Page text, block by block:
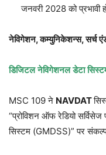
जनवरी 2028 को प्रभावी
नेविगेशन,कम्युनिकेशन्स,सर्च
डिजिटल नेविगेशनल डेटा
MSC 109 ने NAVDAT
“प्रोविशन ऑफ रेडियो
सिस्टम (GMDSS)” पर